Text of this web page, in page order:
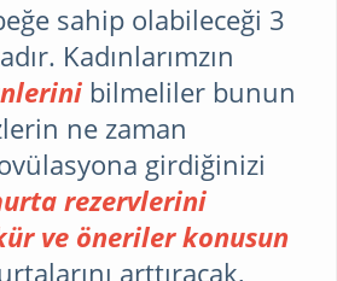
sahip olabileceği 3
Kadınlarımzın
bilmeliler bunun
ne zaman
girdiğinizi
rezervlerini
ve öneriler konusun
arttıracak,